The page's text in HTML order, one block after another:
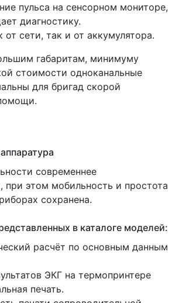
пульса на сенсорном мониторе,
диагностику.
от сети, так и от аккумулятора.
габаритам, минимуму
стоимости одноканальные
для бригад скорой
современнее
при этом мобильность и простота
сохранена.
в каталоге моделей:
расчёт по основным данным
ЭКГ на термопринтере
печать.